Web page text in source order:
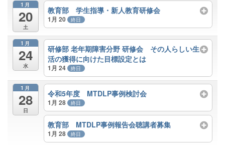
1月
20
土
教育部 学生指導・新人教育研修会
1月 20 終日
1月
24
水
研修部 老年期障害分野 研修会 その人らしい生
活の獲得に向けた目標設定とは
1月 24 終日
1月
28
日
令和5年度 MTDLP事例検討会
1月 28 終日
教育部 MTDLP事例報告会聴講者募集
1月 28 終日